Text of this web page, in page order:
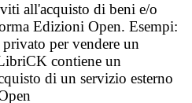
all'acquisto di beni e/o
Edizioni Open. Esempi:
per vendere un
contiene un
di un servizio esterno